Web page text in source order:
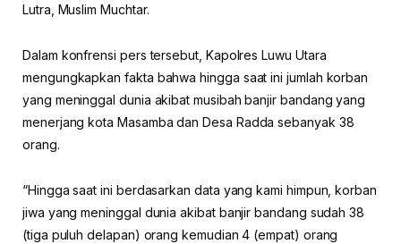
Lutra, Muslim Muchtar.
Dalam konfrensi pers tersebut, Kapolres Luwu Utara
mengungkapkan fakta bahwa hingga saat ini jumlah korban
yang meninggal dunia akibat musibah banjir bandang yang
menerjang kota Masamba dan Desa Radda sebanyak 38
orang.
“Hingga saat ini berdasarkan data yang kami himpun, korban
jiwa yang meninggal dunia akibat banjir bandang sudah 38
(tiga puluh delapan) orang kemudian 4 (empat) orang